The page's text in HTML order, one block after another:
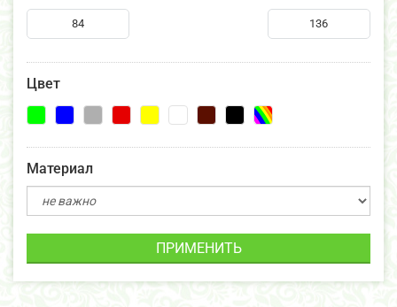
Цвет
Материал
ПРИМЕНИТЬ